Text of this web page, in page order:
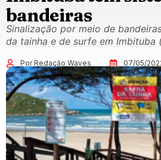
bandeiras
Sinalização por meio de
da tainha e de surfe em Imbituba
Por Redação Waves 07/05/